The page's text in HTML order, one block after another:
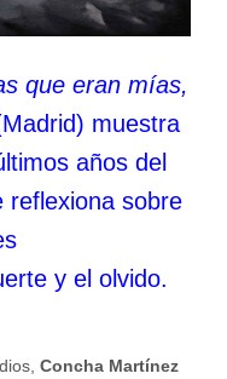
que eran mías,
muestra
años del
reflexiona sobre
y el olvido.
Concha Martínez